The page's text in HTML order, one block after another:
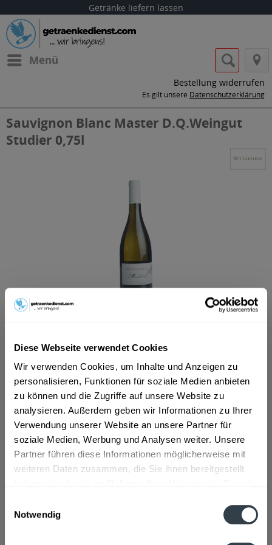
Diese Webseite verwendet Cookies
Wir verwenden Cookies, um Inhalte und Anzeigen zu
personalisieren, Funktionen für soziale Medien anbieten
zu können und die Zugriffe auf unsere Website zu
analysieren. Außerdem geben wir Informationen zu Ihrer
Verwendung unserer Website an unsere Partner für
soziale Medien, Werbung und Analysen weiter. Unsere
Partner führen diese Informationen möglicherweise mit
weiteren Daten zusammen, die Sie ihnen bereitgestellt
Notwendig
Getränke liefern lassen
Menü
Bestellung widerrufen
Es gilt unsere Datenschutzerklärung
Sauvignon Blanc Master D.Q.Weingut
Studier 0,75l
ab 15,99 € *
inkl. MwSt.ggf. zzgl. Erschwerniszuschlag
In denWarenkorb
Artikel-Nr.:
13593
Verfügbar in:
Beschreibung
mehr
Studier 0,75l"